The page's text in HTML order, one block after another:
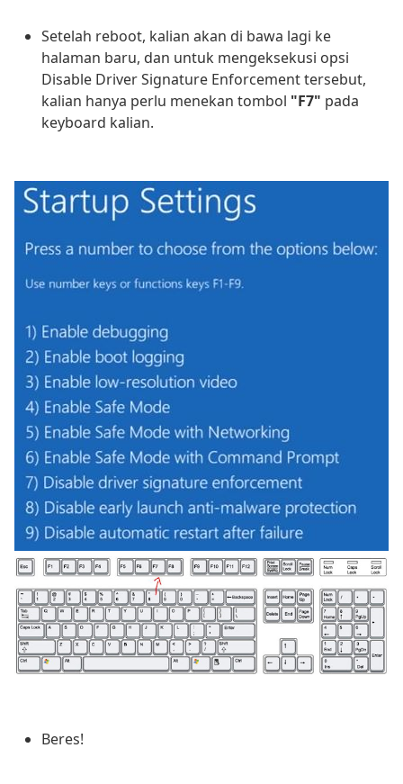
Setelah reboot, kalian akan di bawa lagi ke
halaman baru, dan untuk mengeksekusi opsi
Disable Driver Signature Enforcement tersebut,
kalian hanya perlu menekan tombol "F7" pada
keyboard kalian.
Beres!